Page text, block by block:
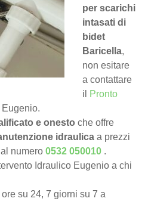
per scarichi
intasati di
bidet
Baricella,
non esitare
a contattare
il Pronto
Eugenio.
e onesto che offre
idraulica a prezzi
al numero0532 050010 .
Idraulico Eugenio a chi
su 24, 7 giorni su 7 a